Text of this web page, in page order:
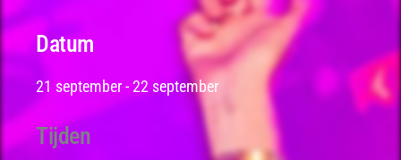
Datum
21 september-22 september
Tijden